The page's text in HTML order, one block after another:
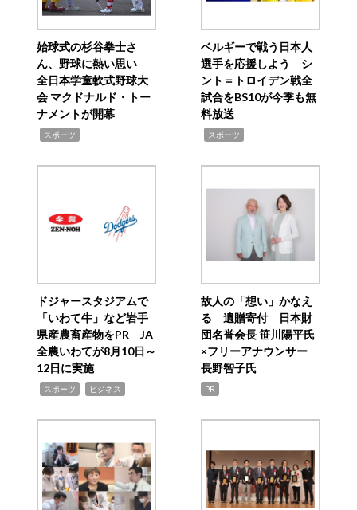
始球式の杉谷拳士さ
ん、野球に熱い思い
全日本学童軟式野球大
会 マクドナルド・トー
ナメントが開幕
スポーツ
ベルギーで戦う日本人
選手を応援しよう シ
ント＝トロイデン戦全
試合をBS10が今季も無
料放送
スポーツ
ドジャースタジアムで
「いわて牛」など岩手
県産農畜産物をPR JA
全農いわてが8月10日～
12日に実施
スポーツ ビジネス
故人の「想い」かなえ
る 遺贈寄付 日本財
団名誉会長 笹川陽平氏
×フリーアナウンサー
長野智子氏
PR